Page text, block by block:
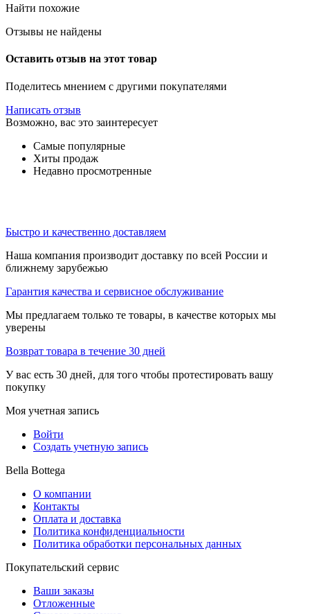
Найти похожие
Отзывы не найдены
Оставить отзыв на этот товар
Поделитесь мнением с другими покупателями
Написать отзыв
Возможно, вас это заинтересует
Самые популярные
Хиты продаж
Недавно просмотренные
Быстро и качественно доставляем
Наша компания производит доставку по всей России и
ближнему зарубежью
Гарантия качества и сервисное обслуживание
Мы предлагаем только те товары, в качестве которых мы
уверены
Возврат товара в течение 30 дней
У вас есть 30 дней, для того чтобы протестировать вашу
покупку
Моя учетная запись
Войти
Создать учетную запись
Bella Bottega
О компании
Контакты
Оплата и доставка
Политика конфиденциальности
Политика обработки персональных данных
Покупательский сервис
Ваши заказы
Отложенные